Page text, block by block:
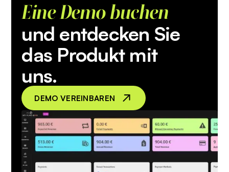
Eine Demo buchen
und entdecken Sie
das Produkt mit
uns.
DEMO VEREINBAREN